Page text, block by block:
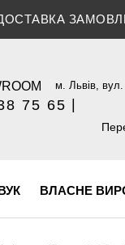
м. Львів, вул.
75 65
(096)
ВЛАСНЕ